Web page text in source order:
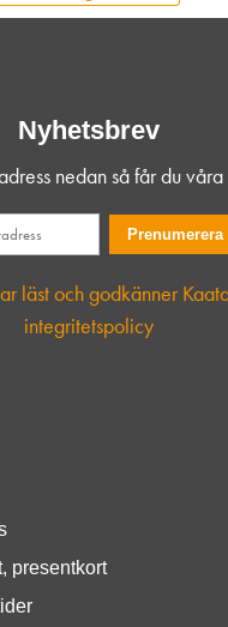
Nyhetsbrev
nedan så får du våra
läst och godkänner
integritetspolicy
presentkort